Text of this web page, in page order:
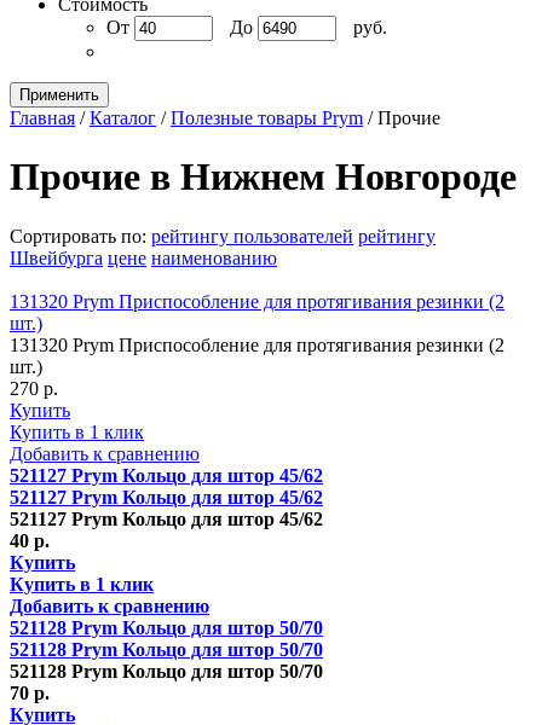
Стоимость
От
До руб.
Применить
Главная /Каталог /Полезные товары Prym /Прочие
Прочие в Нижнем Новгороде
Сортировать по: рейтингу пользователей рейтингу
Швейбурга цене наименованию
131320 Prym Приспособление для протягивания резинки (2
шт.)
131320 Prym Приспособление для протягивания резинки (2
шт.)
270 р.
Купить
Купить в 1 клик
Добавить к сравнению
521127 Prym Кольцо для штор 45/62
521127 Prym Кольцо для штор 45/62
521127 Prym Кольцо для штор 45/62
40 р.
Купить
Купить в 1 клик
Добавить к сравнению
521128 Prym Кольцо для штор 50/70
521128 Prym Кольцо для штор 50/70
521128 Prym Кольцо для штор 50/70
70 р.
Купить